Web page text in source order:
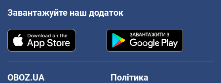
Завантажуйте наш додаток
OBOZ.UA
Політика